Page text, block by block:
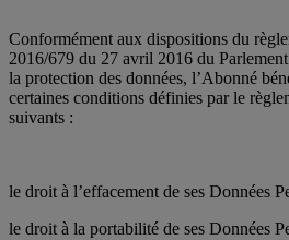
Conformément aux dispositions du
2016/679 du 27 avril 2016 du
la protection des données, l’Abonné
certaines conditions définies par le
suivants :
le droit à l’effacement de ses Données
le droit à la portabilité de ses Données